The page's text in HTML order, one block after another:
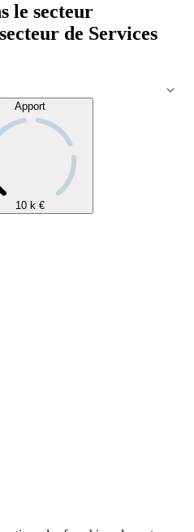
le secteur
de Services
Apport
10 k €